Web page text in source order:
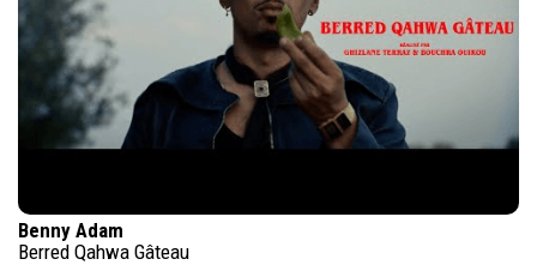
Benny Adam
Berred Qahwa Gâteau